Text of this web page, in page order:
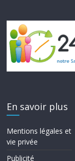
En savoir plus
Mentions légales et
vie privée
Publicité